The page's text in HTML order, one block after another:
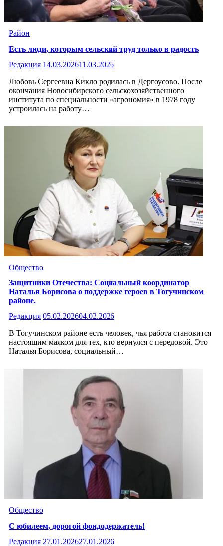
Район
Есть люди, которым сельский труд только в радость
Редакция 14.03.202611.03.2026
Любовь Сергеевна Кикло родилась в Дергоусово. После
окончания Новосибирского сельскохозяйственного
института по специальности «агрономия» в 1978 году
устроилась на работу…
Общество
Защитники Отечества: Социальный координатор
Наталья Борисова о поддержке героев в Тогучинском
районе.
Редакция 05.02.202604.02.2026
В Тогучинском районе есть человек, чья работа становится
настоящим маяком для тех, кто вернулся с передовой. Это
Наталья Борисова, социальный…
Общество
С юбилеем, дорогой фондодержатель!
Редакция 27.01.202627.01.2026